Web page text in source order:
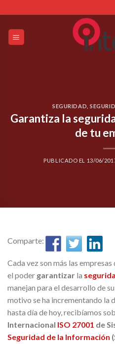
to
content
SEGURIDAD ,
Garantiza la
de tu
PUBLICADO EL 13/06/
Comparte:
Cada vez son más las
el poder garantizar la
manejan para el desarrollo de
motivo se ha incrementando la
hasta día de hoy, recibíamos
Internacional ISO 27001 de
Seguridad de la Información